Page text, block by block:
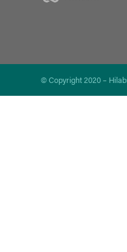
© Copyright 2020 –